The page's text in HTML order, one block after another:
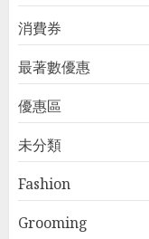
消費券
最著數優惠
優惠區
未分類
Fashion
Grooming